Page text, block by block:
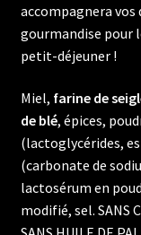
accompagnera
gourmandise pour
petit-déjeuner !
Miel, farine de
de blé, épices,
(lactoglycérides,
(carbonate de
lactosérum en
modifié, sel. SANS